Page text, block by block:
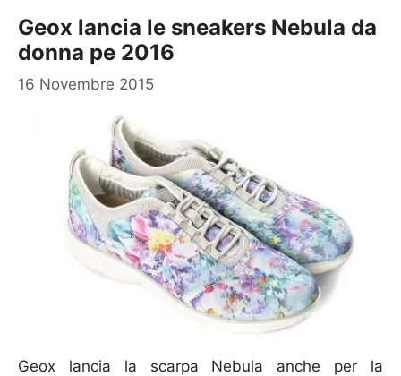
Geox lancia le sneakers Nebula da
donna pe 2016
16 Novembre 2015
Geox lancia la scarpa Nebula anche per la